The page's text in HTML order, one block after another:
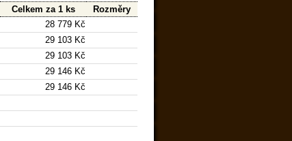
Celkem za 1 ks
Rozměry
28 779 Kč
29 103 Kč
29 103 Kč
29 146 Kč
29 146 Kč